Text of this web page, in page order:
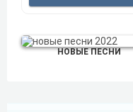
НОВЫЕ ПЕСНИ